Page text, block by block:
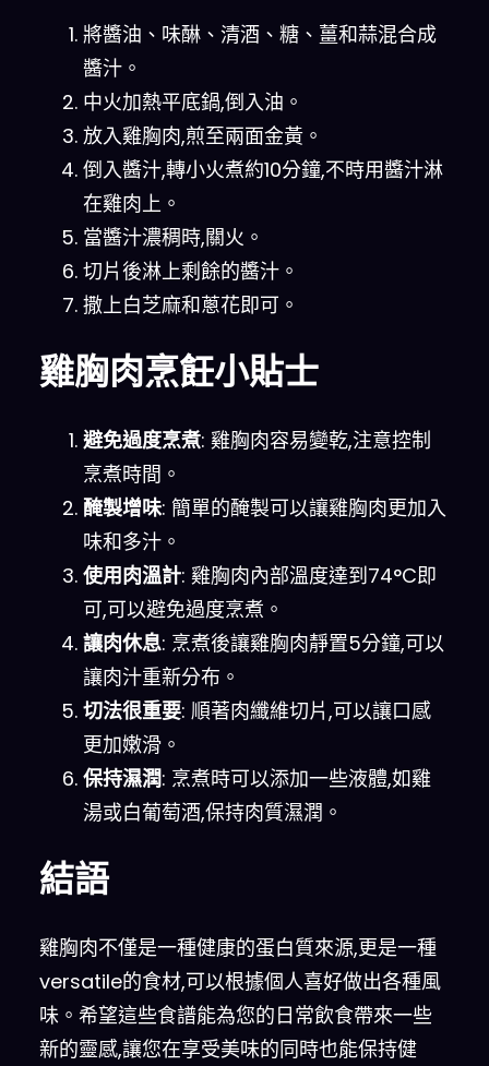
將醬油、味醂、清酒、糖、薑和蒜混合成
醬汁。
中火加熱平底鍋,倒入油。
放入雞胸肉,煎至兩面金黃。
倒入醬汁,轉小火煮約10分鐘,不時用醬汁淋
在雞肉上。
當醬汁濃稠時,關火。
切片後淋上剩餘的醬汁。
撒上白芝麻和蔥花即可。
雞胸肉烹飪小貼士
避免過度烹煮: 雞胸肉容易變乾,注意控制
烹煮時間。
醃製增味: 簡單的醃製可以讓雞胸肉更加入
味和多汁。
使用肉溫計: 雞胸肉內部溫度達到74°C即
可,可以避免過度烹煮。
讓肉休息: 烹煮後讓雞胸肉靜置5分鐘,可以
讓肉汁重新分布。
切法很重要: 順著肉纖維切片,可以讓口感
更加嫩滑。
保持濕潤: 烹煮時可以添加一些液體,如雞
湯或白葡萄酒,保持肉質濕潤。
結語
雞胸肉不僅是一種健康的蛋白質來源,更是一種
versatile的食材,可以根據個人喜好做出各種風
味。希望這些食譜能為您的日常飲食帶來一些
新的靈感,讓您在享受美味的同時也能保持健